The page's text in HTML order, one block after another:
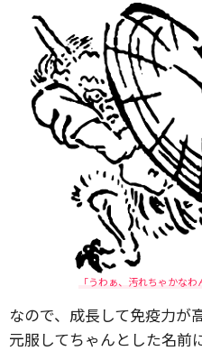
「うわぁ、汚れちゃかな
なので、成長して免疫力が
元服してちゃんとした名前